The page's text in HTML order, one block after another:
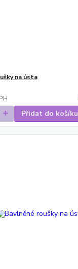
na ústa
Přidat do košíku